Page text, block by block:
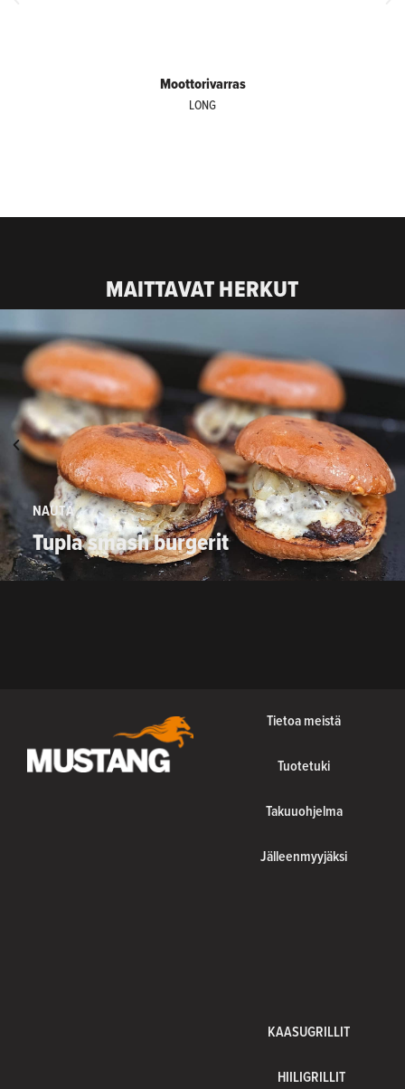
Moottorivarras
LONG
MAITTAVAT HERKUT
NAUTA
Tupla smash burgerit
Tietoa meistä
Tuotetuki
Takuuohjelma
Jälleenmyyjäksi
KAASUGRILLIT
HIILIGRILLIT